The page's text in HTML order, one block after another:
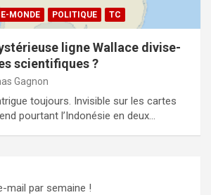
MONDE POLITIQUE TC
ligne Wallace divise-
scientifiques ?
Gagnon
toujours. Invisible sur les cartes
pourtant l’Indonésie en deux…
mail par semaine !